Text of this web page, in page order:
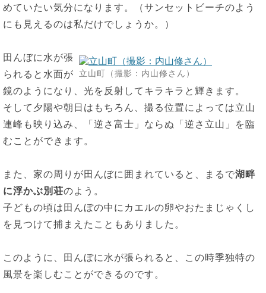
めていたい気分になります。（サンセットビーチのよう
にも見えるのは私だけでしょうか。）
立山町（撮影：内山修さん）
田んぼに水が張
られると水面が
鏡のようになり、光を反射してキラキラと輝きます。
そして夕陽や朝日はもちろん、撮る位置によっては立山
連峰も映り込み、「逆さ富士」ならぬ「逆さ立山」を臨
むことができます。
また、家の周りが田んぼに囲まれていると、まるで湖畔
に浮かぶ別荘のよう。
子どもの頃は田んぼの中にカエルの卵やおたまじゃくし
を見つけて捕まえたこともありました。
このように、田んぼに水が張られると、この時季独特の
風景を楽しむことができるのです。